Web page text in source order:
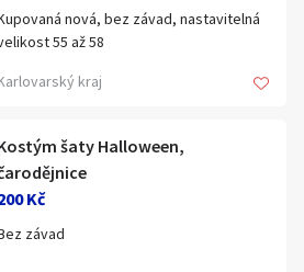
odběru v Praze nebo mohu zaslat
nová, bez závad, nastavitelná
55 až 58
kraj
šaty Halloween,
Kč
závad